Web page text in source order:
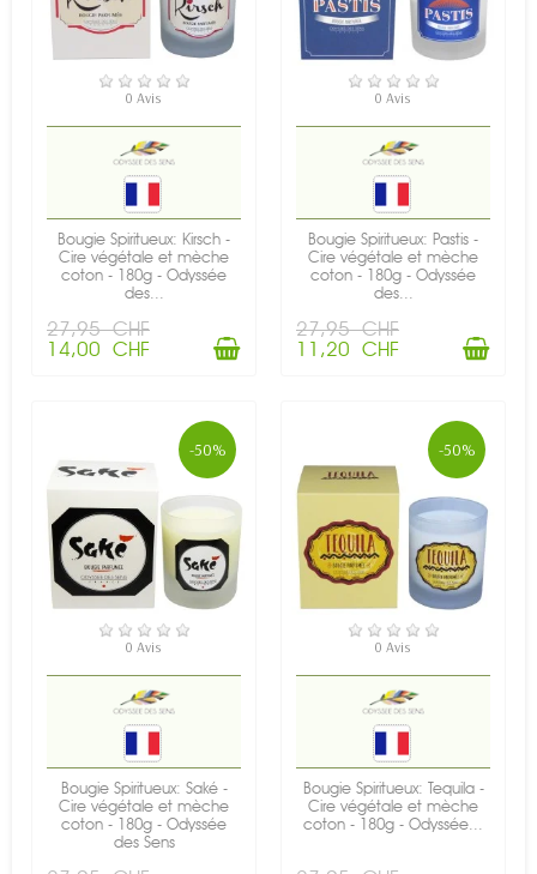
EN STOCK
0 Avis
Bougie Spiritueux: Kirsch -
Cire végétale et mèche
coton - 180g - Odyssée
des...
27,95 CHF
14,00 CHF
EN STOCK
0 Avis
Bougie Spiritueux: Pastis -
Cire végétale et mèche
coton - 180g - Odyssée
des...
27,95 CHF
11,20 CHF
-50%
EN STOCK
0 Avis
Bougie Spiritueux: Saké -
Cire végétale et mèche
coton - 180g - Odyssée
des Sens
-50%
EN STOCK
0 Avis
Bougie Spiritueux: Tequila -
Cire végétale et mèche
coton - 180g - Odyssée...